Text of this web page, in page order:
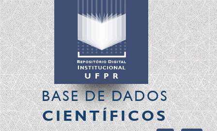
BASE DE DADOS
CIENTÍFICOS